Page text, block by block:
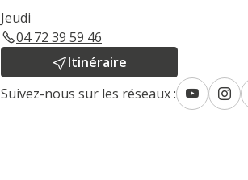
Jeudi
04 72 39 59 46
Itinéraire
Suivez-nous sur les réseaux :